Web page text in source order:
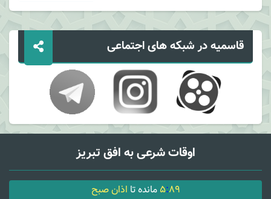
قاسمیه در شبکه های اجتماعی
اوقات شرعی به افق تبریز
5:89 مانده تا اذان صبح